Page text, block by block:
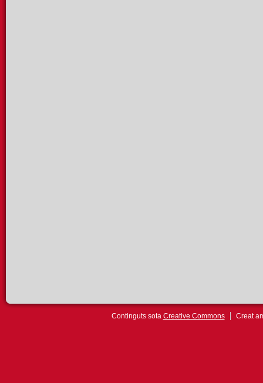
Continguts sota Creative Commons Creat